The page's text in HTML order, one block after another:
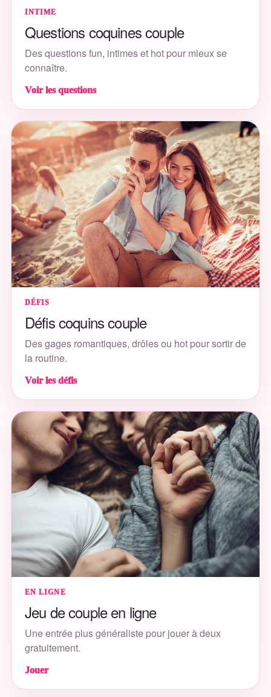
INTIME
Questions coquines couple
Des questions fun, intimes et hot pour mieux se
connaître.
Voir les questions
DÉFIS
Défis coquins couple
Des gages romantiques, drôles ou hot pour sortir de
la routine.
Voir les défis
EN LIGNE
Jeu de couple en ligne
Une entrée plus généraliste pour jouer à deux
gratuitement.
Jouer